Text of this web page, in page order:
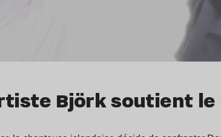
Björk soutient